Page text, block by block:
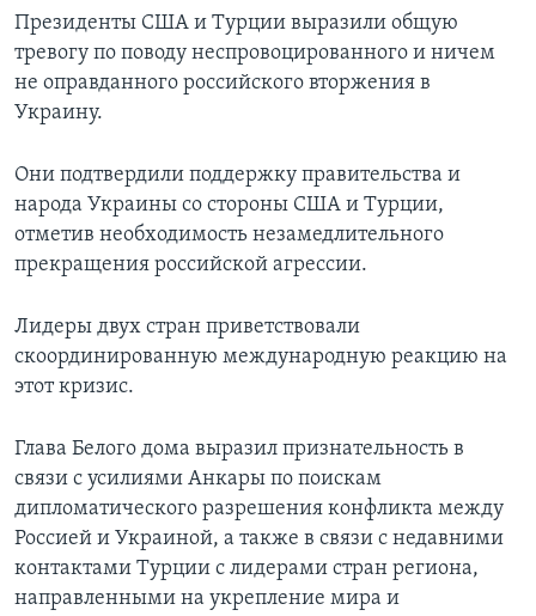
Президенты США и Турции выразили общую
тревогу по поводу неспровоцированного и ничем
не оправданного российского вторжения в
Украину.
Они подтвердили поддержку правительства и
народа Украины со стороны США и Турции,
отметив необходимость незамедлительного
прекращения российской агрессии.
Лидеры двух стран приветствовали
скоординированную международную реакцию на
этот кризис.
Глава Белого дома выразил признательность в
связи с усилиями Анкары по поискам
дипломатического разрешения конфликта между
Россией и Украиной, а также в связи с недавними
контактами Турции с лидерами стран региона,
направленными на укрепление мира и